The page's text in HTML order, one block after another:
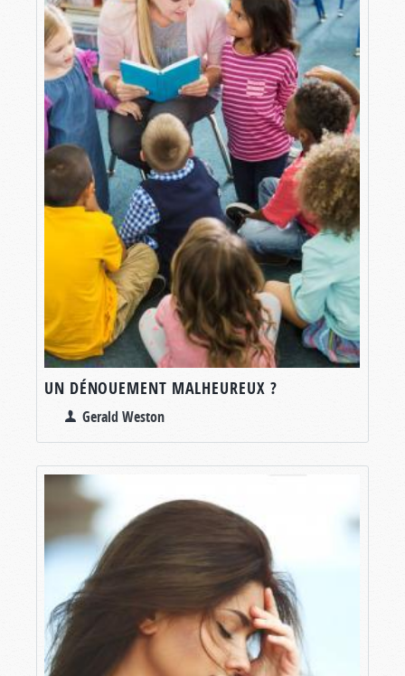
UN DÉNOUEMENT MALHEUREUX ?
Gerald Weston